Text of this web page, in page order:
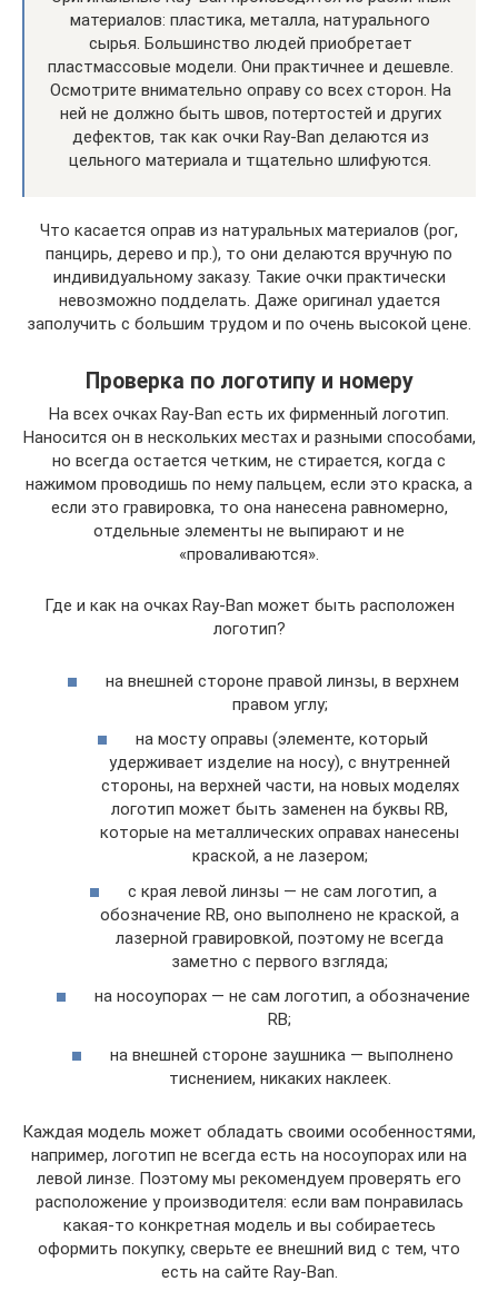
материалов: пластика, металла, натурального
сырья. Большинство людей приобретает
пластмассовые модели. Они практичнее и дешевле.
Осмотрите внимательно оправу со всех сторон. На
ней не должно быть швов, потертостей и других
дефектов, так как очки Ray-Ban делаются из
цельного материала и тщательно шлифуются.
Что касается оправ из натуральных материалов (рог,
панцирь, дерево и пр.), то они делаются вручную по
индивидуальному заказу. Такие очки практически
невозможно подделать. Даже оригинал удается
заполучить с большим трудом и по очень высокой цене.
Проверка по логотипу и номеру
На всех очках Ray-Ban есть их фирменный логотип.
Наносится он в нескольких местах и разными способами,
но всегда остается четким, не стирается, когда с
нажимом проводишь по нему пальцем, если это краска, а
если это гравировка, то она нанесена равномерно,
отдельные элементы не выпирают и не
«проваливаются».
Где и как на очках Ray-Ban может быть расположен
логотип?
на внешней стороне правой линзы, в верхнем
правом углу;
на мосту оправы (элементе, который
удерживает изделие на носу), с внутренней
стороны, на верхней части, на новых моделях
логотип может быть заменен на буквы RB,
которые на металлических оправах нанесены
краской, а не лазером;
с края левой линзы — не сам логотип, а
обозначение RB, оно выполнено не краской, а
лазерной гравировкой, поэтому не всегда
заметно с первого взгляда;
на носоупорах — не сам логотип, а обозначение
RB;
на внешней стороне заушника — выполнено
тиснением, никаких наклеек.
Каждая модель может обладать своими особенностями,
например, логотип не всегда есть на носоупорах или на
левой линзе. Поэтому мы рекомендуем проверять его
расположение у производителя: если вам понравилась
какая-то конкретная модель и вы собираетесь
оформить покупку, сверьте ее внешний вид с тем, что
есть на сайте Ray-Ban.